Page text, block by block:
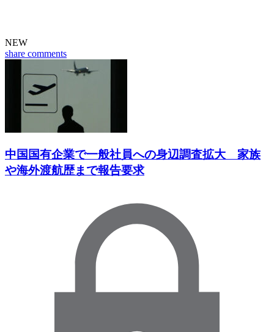
NEW
share comments
中国国有企業で一般社員への身辺調査拡大 家族
や海外渡航歴まで報告要求